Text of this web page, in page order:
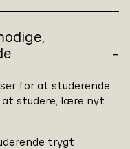
for at studerende
at studere, lære nyt
trygt